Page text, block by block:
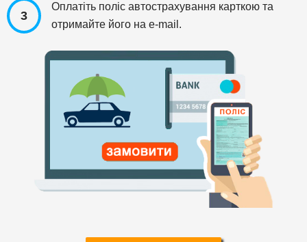
3
Оплатіть поліс автострахування карткою та
отримайте його на e-mail.